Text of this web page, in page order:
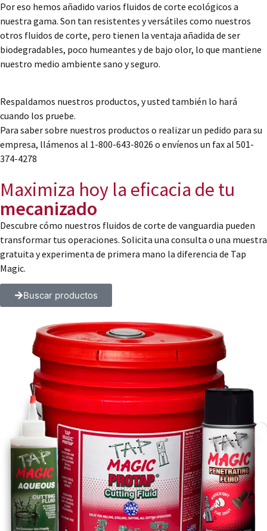
Por eso hemos añadido varios fluidos de corte ecológicos a
nuestra gama. Son tan resistentes y versátiles como nuestros
otros fluidos de corte, pero tienen la ventaja añadida de ser
biodegradables, poco humeantes y de bajo olor, lo que mantiene
nuestro medio ambiente sano y seguro.
Respaldamos nuestros productos, y usted también lo hará
cuando los pruebe.
Para saber sobre nuestros productos o realizar un pedido para su
empresa, llámenos al 1-800-643-8026 o envíenos un fax al 501-
374-4278
Maximiza hoy la eficacia de tu
mecanizado
Descubre cómo nuestros fluidos de corte de vanguardia pueden
transformar tus operaciones. Solicita una consulta o una muestra
gratuita y experimenta de primera mano la diferencia de Tap
Magic.
Buscar productos